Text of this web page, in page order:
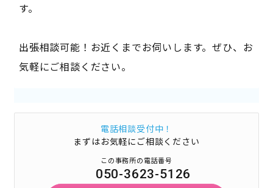
す。
出張相談可能！お近くまでお伺いします。ぜひ、お
気軽にご相談ください。
電話相談受付中！
まずはお気軽にご相談ください
この事務所の電話番号
050-3623-5126